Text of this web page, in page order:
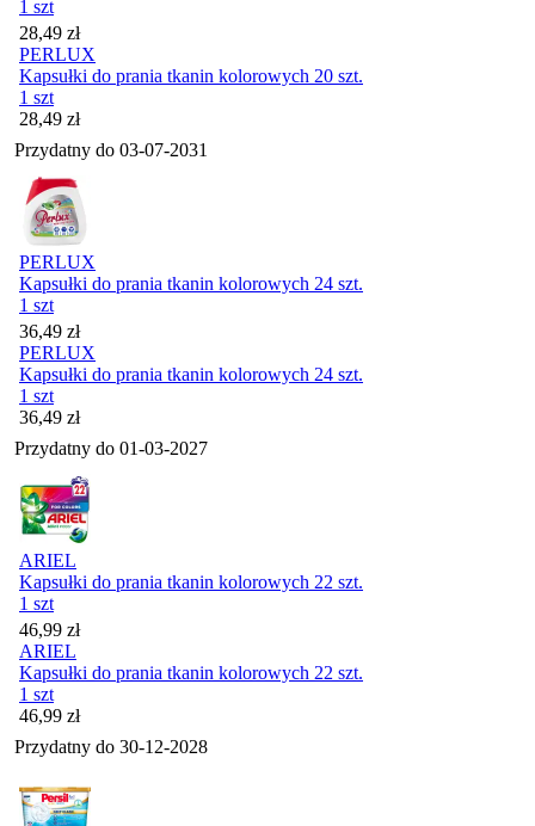
1 szt
Cena
28,49 zł
PERLUX
Kapsułki do prania tkanin kolorowych 20 szt.
1 szt
Cena
28,49 zł
Przydatny do 03-07-2031
PERLUX
Kapsułki do prania tkanin kolorowych 24 szt.
1 szt
Cena
36,49 zł
PERLUX
Kapsułki do prania tkanin kolorowych 24 szt.
1 szt
Cena
36,49 zł
Przydatny do 01-03-2027
ARIEL
Kapsułki do prania tkanin kolorowych 22 szt.
1 szt
Cena
46,99 zł
ARIEL
Kapsułki do prania tkanin kolorowych 22 szt.
1 szt
Cena
46,99 zł
Przydatny do 30-12-2028